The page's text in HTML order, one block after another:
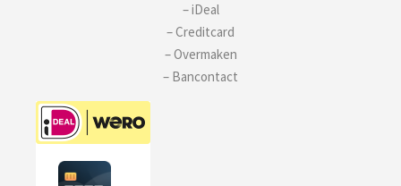
– iDeal
– Creditcard
– Overmaken
– Bancontact